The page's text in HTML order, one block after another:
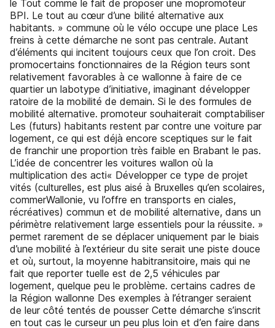
le Tout comme le fait de proposer une mopromoteur
BPI. Le tout au cœur d’une bilité alternative aux
habitants. » commune où le vélo occupe une place Les
freins à cette démarche ne sont pas centrale. Autant
d’éléments qui incitent toujours ceux que l’on croit. Des
promocertains fonctionnaires de la Région teurs sont
relativement favorables à ce wallonne à faire de ce
quartier un labotype d’initiative, imaginant développer
ratoire de la mobilité de demain. Si le des formules de
mobilité alternative. promoteur souhaiterait comptabiliser
Les (futurs) habitants restent par contre une voiture par
logement, ce qui est déjà encore sceptiques sur le fait
de franchir une proportion très faible en Brabant le pas.
L’idée de concentrer les voitures wallon où la
multiplication des acti« Développer ce type de projet
vités (culturelles, est plus aisé à Bruxelles qu’en scolaires,
commerWallonie, vu l’offre en transports en ciales,
récréatives) commun et de mobilité alternative, dans un
périmètre relativement large essentiels pour la réussite. »
permet rarement de se déplacer uniquement par le biais
d’une mobilité à l’extérieur du site serait une piste douce
et où, surtout, la moyenne habitransitoire, mais qui ne
fait que reporter tuelle est de 2,5 véhicules par
logement, quelque peu le problème. certains cadres de
la Région wallonne Des exemples à l’étranger seraient
de leur côté tentés de pousser Cette démarche s’inscrit
en tout cas le curseur un peu plus loin et d’en faire dans